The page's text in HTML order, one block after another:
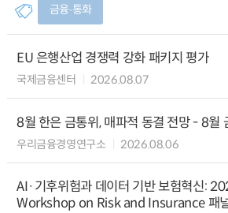
금융∙통화
EU 은행산업 경쟁력 강화 패키지 평가
국제금융센터 2026.08.07
8월 한은 금통위, 매파적 동결 전망 - 8월
우리금융경영연구소 2026.08.06
AI·기후위험과 데이터 기반 보험혁신:
Workshop on Risk and Insurance 패